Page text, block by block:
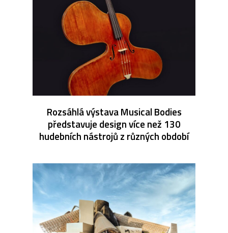
Rozsáhlá výstava Musical Bodies
představuje design více než 130
hudebních nástrojů z různých období